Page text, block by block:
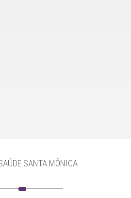
SANTA MÔNICA